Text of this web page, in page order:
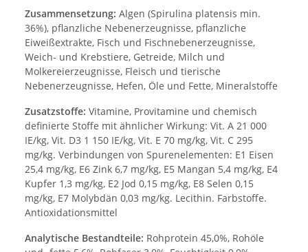
Zusammensetzung: Algen (Spirulina platensis min.
36%), pflanzliche Nebenerzeugnisse, pflanzliche
Eiweißextrakte, Fisch und Fischnebenerzeugnisse,
Weich- und Krebstiere, Getreide, Milch und
Molkereierzeugnisse, Fleisch und tierische
Nebenerzeugnisse, Hefen, Öle und Fette, Mineralstoffe
Zusatzstoffe: Vitamine, Provitamine und chemisch
definierte Stoffe mit ähnlicher Wirkung: Vit. A 21 000
IE/kg, Vit. D3 1 150 IE/kg, Vit. E 70 mg/kg, Vit. C 295
mg/kg. Verbindungen von Spurenelementen: E1 Eisen
25,4 mg/kg, E6 Zink 6,7 mg/kg, E5 Mangan 5,4 mg/kg, E4
Kupfer 1,3 mg/kg, E2 Jod 0,15 mg/kg, E8 Selen 0,15
mg/kg, E7 Molybdän 0,03 mg/kg. Lecithin. Farbstoffe.
Antioxidationsmittel
Analytische Bestandteile: Rohprotein 45,0%, Rohöle